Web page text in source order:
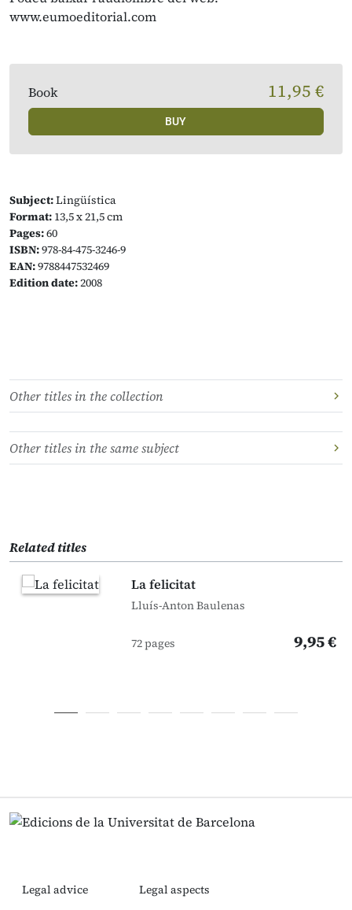
www.eumoeditorial.com
Subject:Lingüística
Format: 13,5 x 21,5 cm
Pages:60
ISBN:978-84-475-3246-9
EAN:9788447532469
Edition date:2008
Book 11,95 €
BUY
Other titles in the collection
Other titles in the same subject
Related titles
La felicitat
Lluís-Anton Baulenas
72 pages 9,95 €
Legal advice
Legal aspects